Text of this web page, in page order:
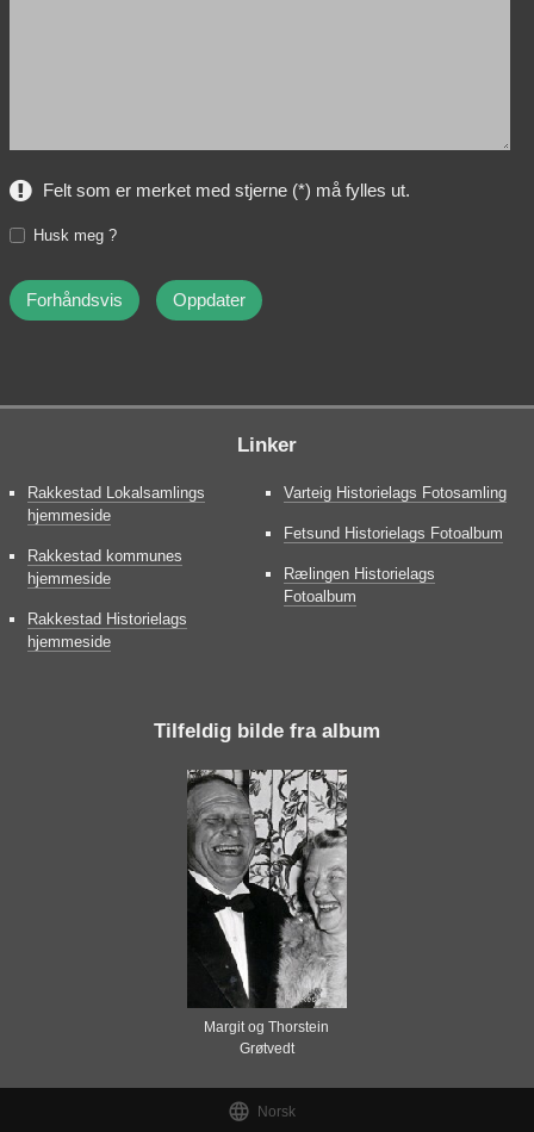
Felt som er merket med stjerne (*) må fylles ut.
Husk meg ?
Linker
Rakkestad Lokalsamlings
hjemmeside
Rakkestad kommunes
hjemmeside
Rakkestad Historielags
hjemmeside
Varteig Historielags Fotosamling
Fetsund Historielags Fotoalbum
Rælingen Historielags
Fotoalbum
Tilfeldig bilde fra album
Margit og Thorstein
Grøtvedt
 Norsk